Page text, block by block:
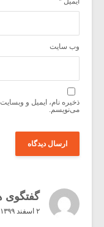
وب‌ سایت
ذخیره نام، ایمیل و
می‌نویسم.
گفتگوی
۲ اسفند ۱۳۹۹ در ۵:۲۰ ق٫ظ